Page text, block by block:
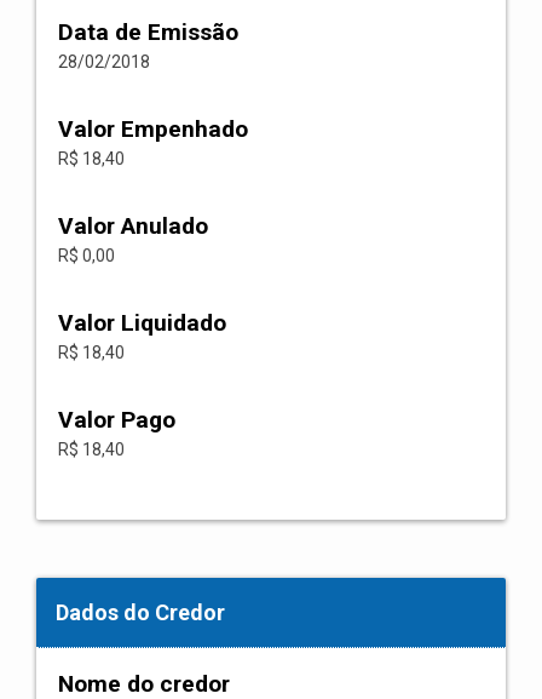
Data de Emissão
28/02/2018
Valor Empenhado
R$ 18,40
Valor Anulado
R$ 0,00
Valor Liquidado
R$ 18,40
Valor Pago
R$ 18,40
Dados do Credor
Nome do credor